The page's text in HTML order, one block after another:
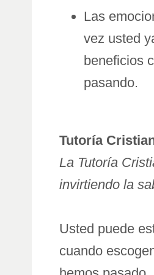
Las
vez usted
beneficios
pasando.
Tutoría
La Tutoría
invirtiendo la
Usted puede
cuando